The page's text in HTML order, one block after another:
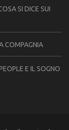
SI DICE SUI
COMPAGNIA
E IL SOGNO